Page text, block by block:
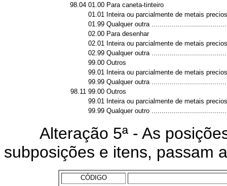
98.04 01.00 Para caneta-tinteiro
01.01
Inteira ou parcialmente de metais
01.99 Qualquer outra
02.00 Para desenhar
02.01
Inteira ou parcialmente de metais
02.99 Qualquer outra
99.00 Outros
99.01
Inteira ou parcialmente de metais
99.99 Qualquer outra
98.11 99.00 Outros
99.01
Inteira ou parcialmente de metais
99.99 Qualquer outro
Alteração 5ª - As posições
subposições e itens, passam
CÓDIGO